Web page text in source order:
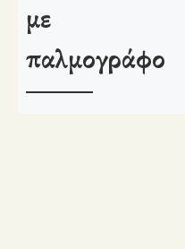
με
παλμογράφο